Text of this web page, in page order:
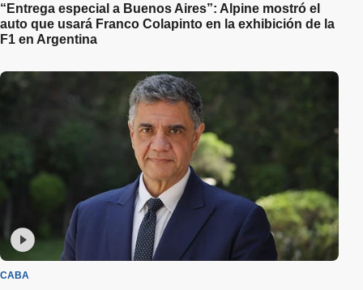
“Entrega especial a Buenos Aires”: Alpine mostró el
auto que usará Franco Colapinto en la exhibición de la
F1 en Argentina
CABA